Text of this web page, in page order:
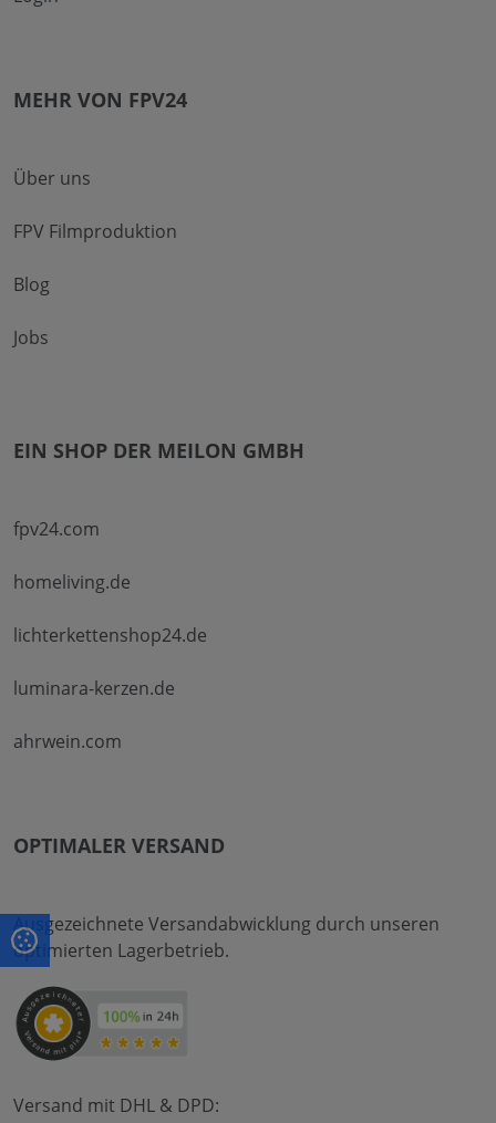
MEHR VON FPV24
Über uns
FPV Filmproduktion
Blog
Jobs
EIN SHOP DER MEILON GMBH
fpv24.com
homeliving.de
lichterkettenshop24.de
luminara-kerzen.de
ahrwein.com
OPTIMALER VERSAND
Ausgezeichnete Versandabwicklung durch unseren
optimierten Lagerbetrieb.
Versand mit DHL & DPD: